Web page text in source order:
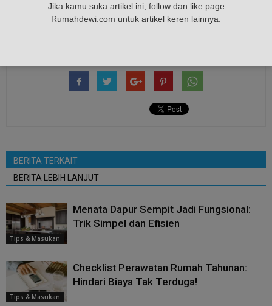
beli harga investasi kontrak
perumahan
BERITA TERKAIT
BERITA LEBIH LANJUT
Tips & Masukan
Menata Dapur Sempit Jadi Fungsional:
Trik Simpel dan Efisien
Tips & Masukan
Checklist Perawatan Rumah Tahunan:
Hindari Biaya Tak Terduga!
Jika kamu suka artikel ini, follow dan like page
Rumahdewi.com untuk artikel keren lainnya.